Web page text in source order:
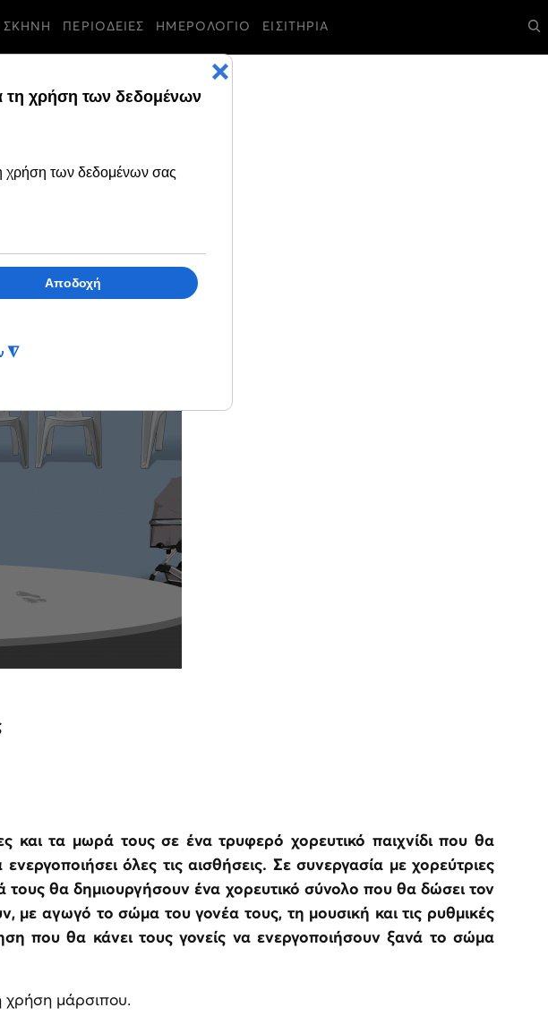
ΣΚΗΝΗ ΠΕΡΙΟΔΕΙΕΣ ΗΜΕΡΟΛΟΓΙΟ ΕΙΣΙΤΗΡΙΑ
και τα μωρά τους σε ένα τρυφερό χορευτικό παιχνίδι που θα
όλες τις αισθήσεις. Σε συνεργασία με χορεύτριες
τους θα δημιουργήσουν ένα χορευτικό σύνολο που θα δώσει τον
αγωγό το σώμα του γονέα τους, τη μουσική και τις ρυθμικές
που θα κάνει τους γονείς να ενεργοποιήσουν ξανά το σώμα
χρήση μάρσιπου.